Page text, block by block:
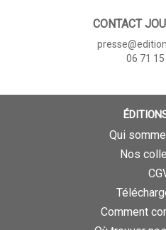
CONTACT
06 71
Qui
Nos
Comment